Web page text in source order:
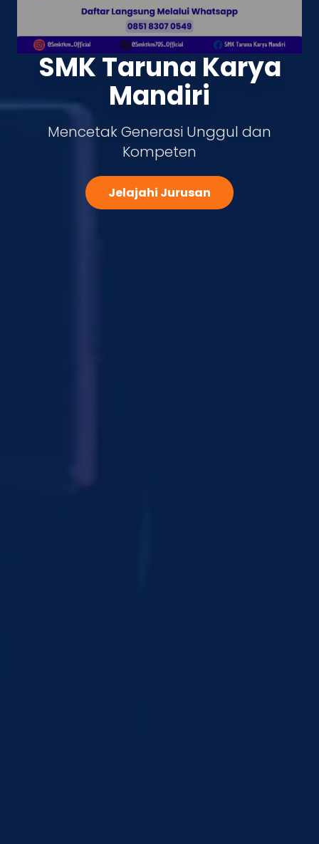
SMK Taruna Karya
Mandiri
Mencetak Generasi Unggul dan
Kompeten
Jelajahi Jurusan